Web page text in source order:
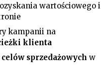
wartościowego i
kampanii na
klienta
sprzedażowych w